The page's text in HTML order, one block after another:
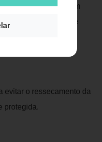
refletindo em
dos animais e
pelos.
evitar o ressecamento da
protegida.